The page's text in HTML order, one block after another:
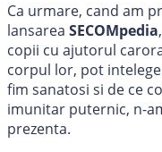
Ca urmare, cand am
lansarea SECOMpedia
copii cu ajutorul
corpul lor, pot
fim sanatosi si de ce
imunitar puternic, n-
prezenta.